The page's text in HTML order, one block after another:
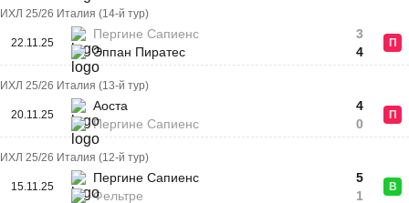
ИХЛ 25/26 Италия (14-й тур)
22.11.25
Пергине Сапиенс
Эппан Пиратес
3
4
П
ИХЛ 25/26 Италия (13-й тур)
20.11.25
Аоста
Пергине Сапиенс
4
0
П
ИХЛ 25/26 Италия (12-й тур)
15.11.25
Пергине Сапиенс
Фельтре
5
1
В